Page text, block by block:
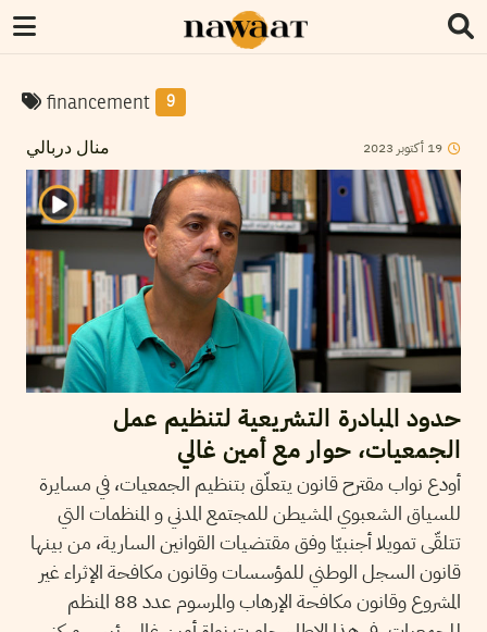
financement 9
منال دربالي 19 أكتوبر 2023
حدود المبادرة التشريعية لتنظيم عمل
الجمعيات، حوار مع أمين غالي
أودع نواب مقترح قانون يتعلّق بتنظيم الجمعيات، في مسايرة
للسياق الشعبوي المشيطن للمجتمع المدني و المنظمات التي
تتلقّى تمويلا أجنبيّا وفق مقتضيات القوانين السارية، من بينها
قانون السجل الوطني للمؤسسات وقانون مكافحة الإثراء غير
المشروع وقانون مكافحة الإرهاب والمرسوم عدد 88 المنظم